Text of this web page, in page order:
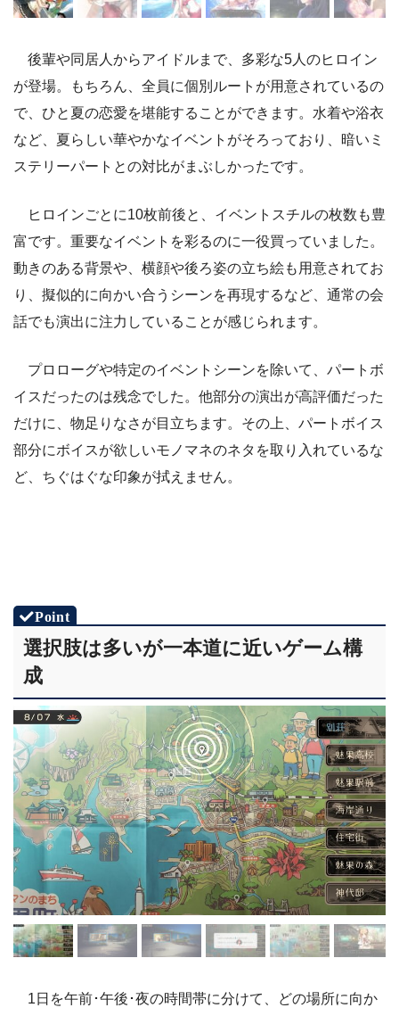
後輩や同居人からアイドルまで、多彩な5人のヒロイン
が登場。もちろん、全員に個別ルートが用意されているの
で、ひと夏の恋愛を堪能することができます。水着や浴衣
など、夏らしい華やかなイベントがそろっており、暗いミ
ステリーパートとの対比がまぶしかったです。
ヒロインごとに10枚前後と、イベントスチルの枚数も豊
富です。重要なイベントを彩るのに一役買っていました。
動きのある背景や、横顔や後ろ姿の立ち絵も用意されてお
り、擬似的に向かい合うシーンを再現するなど、通常の会
話でも演出に注力していることが感じられます。
プロローグや特定のイベントシーンを除いて、パートボ
イスだったのは残念でした。他部分の演出が高評価だった
だけに、物足りなさが目立ちます。その上、パートボイス
部分にボイスが欲しいモノマネのネタを取り入れているな
ど、ちぐはぐな印象が拭えません。
選択肢は多いが一本道に近いゲーム構
成
1日を午前･午後･夜の時間帯に分けて、どの場所に向か